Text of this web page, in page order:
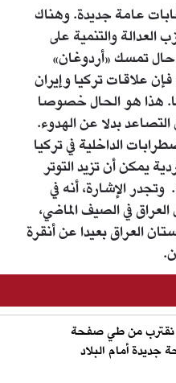
عامة جديدة. وهناك
والتنمية على
تمسك «أردوغان»
علاقات تركيا وإيران
هذا هو الحال خصوصا
التصاعد بدلا عن الهدوء.
الداخلية في تركيا
يمكن أن تزيد التوتر
الإشارة، أنه في
في الصيف الماضي،
العراق بعيدا عن أنقرة
نقترب من طي صفحة
أمام البلاد